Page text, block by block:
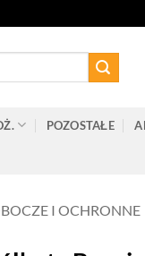
POZOSTAŁE
I OCHRONNE